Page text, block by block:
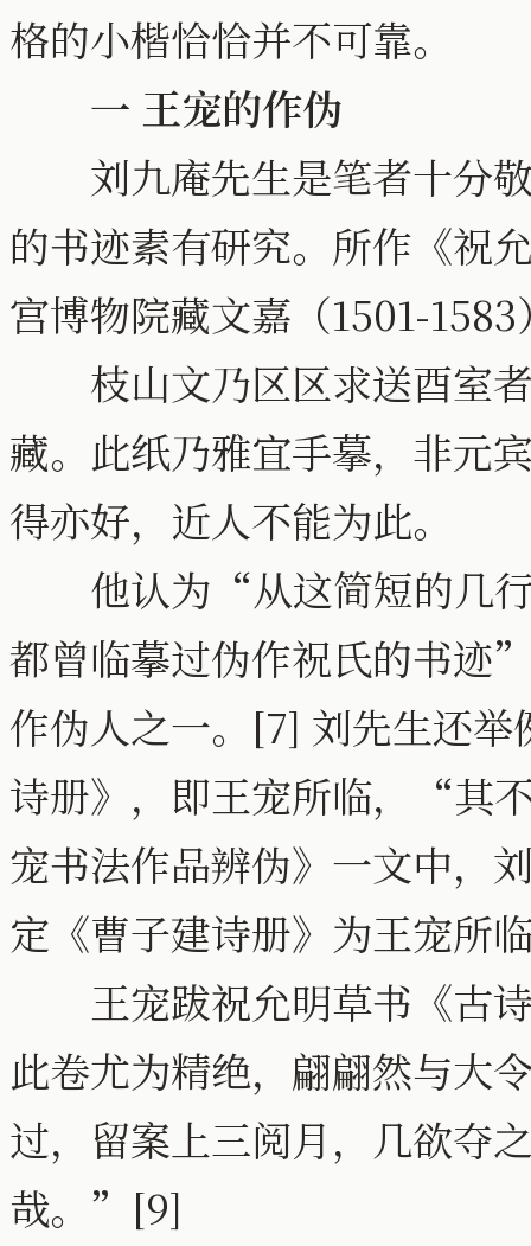
格的小楷恰恰并不可靠。
一 王宠的作伪
刘九庵先生是笔者十分敬
的书迹素有研究。所作《祝
宫博物院藏文嘉（1501-
枝山文乃区区求送酉室者
藏。此纸乃雅宜手摹，非元
得亦好，近人不能为此。
他认为“从这简短的几行
都曾临摹过伪作祝氏的书迹
作伪人之一。[7] 刘先生还
诗册》，即王宠所临，“其
宠书法作品辨伪》一文中，
定《曹子建诗册》为王宠所
王宠跋祝允明草书《古
此卷尤为精绝，翩翩然与大
过，留案上三阅月，几欲夺
哉。”[9]